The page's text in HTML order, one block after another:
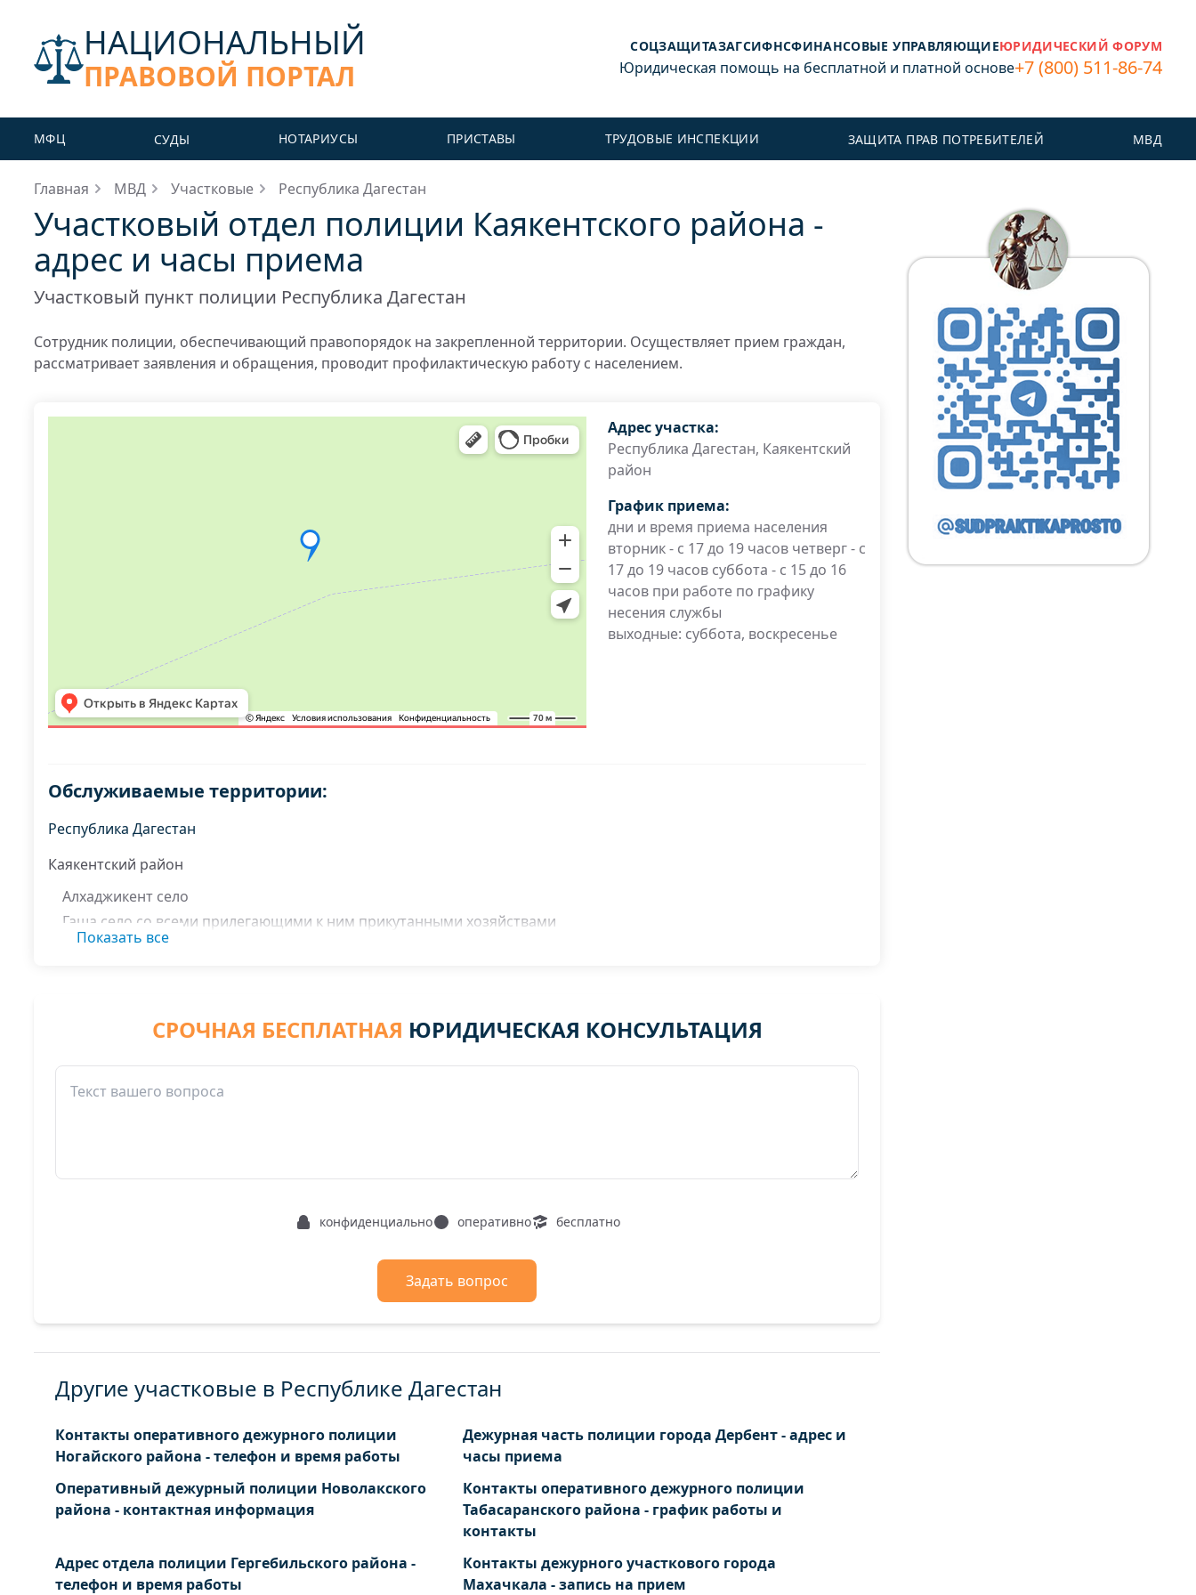
НАЦИОНАЛЬНЫЙ
ПРАВОВОЙ ПОРТАЛ
СОЦЗАЩИТАЗАГСИФНСФИНАНСОВЫЕ УПРАВЛЯЮЩИЕЮРИДИЧЕСКИЙ ФОРУМ
Юридическая помощь на бесплатной и платной основе+7 (800) 511-86-74
МФЦ СУДЫ НОТАРИУСЫ ПРИСТАВЫ ТРУДОВЫЕ ИНСПЕКЦИИ ЗАЩИТА ПРАВ ПОТРЕБИТЕЛЕЙ МВД
Главная МВД Участковые Республика Дагестан
Участковый отдел полиции Каякентского района -
адрес и часы приема
Участковый пункт полиции Республика Дагестан
Сотрудник полиции, обеспечивающий правопорядок на закрепленной территории. Осуществляет прием граждан,
рассматривает заявления и обращения, проводит профилактическую работу с населением.
Адрес участка:
Республика Дагестан, Каякентский
район
График приема:
дни и время приема населения
вторник - с 17 до 19 часов четверг - с
17 до 19 часов суббота - с 15 до 16
часов при работе по графику
несения службы
выходные: суббота, воскресенье
Обслуживаемые территории:
Республика Дагестан
Каякентский район
Алхаджикент село
Гаша село со всеми прилегающими к ним прикутанными хозяйствами
Усемикент село
Показать все
СРОЧНАЯ БЕСПЛАТНАЯ ЮРИДИЧЕСКАЯ КОНСУЛЬТАЦИЯ
конфиденциально оперативно бесплатно
Задать вопрос
Другие участковые в Республике Дагестан
Контакты оперативного дежурного полиции
Ногайского района - телефон и время работы
Дежурная часть полиции города Дербент - адрес и
часы приема
Оперативный дежурный полиции Новолакского
района - контактная информация
Контакты оперативного дежурного полиции
Табасаранского района - график работы и
контакты
Адрес отдела полиции Гергебильского района -
телефон и время работы
Контакты дежурного участкового города
Махачкала - запись на прием